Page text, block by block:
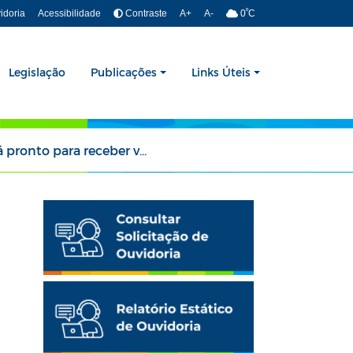
Acessibilidade Contraste A+ A- 0ºC
Legislação Publicações Links Úteis
visitantes no Dia de Finados.